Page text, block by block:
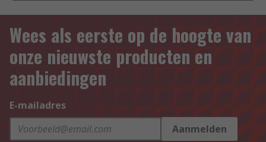
Wees als eerste op de hoogte van
onze nieuwste producten en
aanbiedingen
E-mailadres
Aanmelden